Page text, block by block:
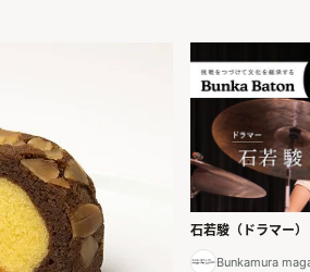
石若駿（ドラマー）
Bunkamura